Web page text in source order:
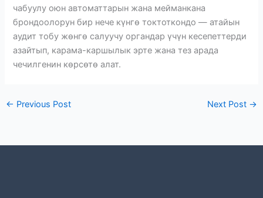
чабуулу оюн автоматтарын жана мейманкана
брондоолорун бир нече күнгө токтоткондо — атайын
аудит тобу жөнгө салуучу органдар үчүн кесепеттерди
азайтып, карама-каршылык эрте жана тез арада
чечилгенин көрсөтө алат.
← Previous Post Next Post →